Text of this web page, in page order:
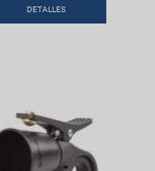
DETALLES